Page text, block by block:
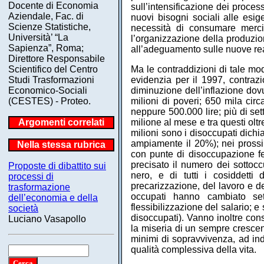
Docente di Economia
Aziendale, Fac. di
Scienze Statistiche,
Università’ “La
Sapienza”, Roma;
Direttore Responsabile
Scientifico del Centro
Studi Trasformazioni
Economico-Sociali
(CESTES) - Proteo.
Argomenti correlati
Nella stessa rubrica
Proposte di dibattito sui
processi di
trasformazione
dell’economia e della
società
Luciano Vasapollo
sull’intensificazione dei
nuovi bisogni sociali alle
necessità di consumare
l’organizzazione della
all’adeguamento sulle nuove
Ma le contraddizioni di tale
evidenzia per il 1997,
diminuzione dell’inflazione
milioni di poveri; 650 mila
neppure 500.000 lire; più di
milione al mese e tra questi
milioni sono i disoccupati
ampiamente il 20%); nei
con punte di disoccupazione
precisato il numero dei
nero, e di tutti i cosiddetti
precarizzazione, del lavoro e
occupati hanno cambiato
flessibilizzazione del salario; e
disoccupati). Vanno inoltre
la miseria di un sempre
minimi di sopravvivenza, ad
qualità complessiva della vita.